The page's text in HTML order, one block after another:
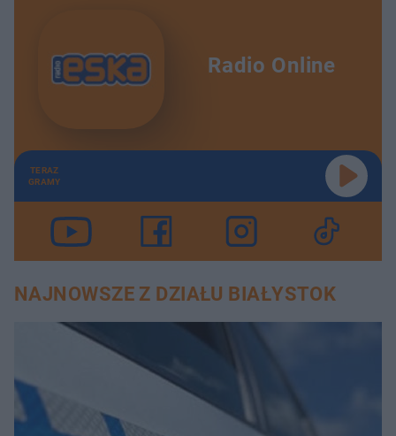
Radio Online
TERAZ
GRAMY
NAJNOWSZE Z DZIAŁU BIAŁYSTOK